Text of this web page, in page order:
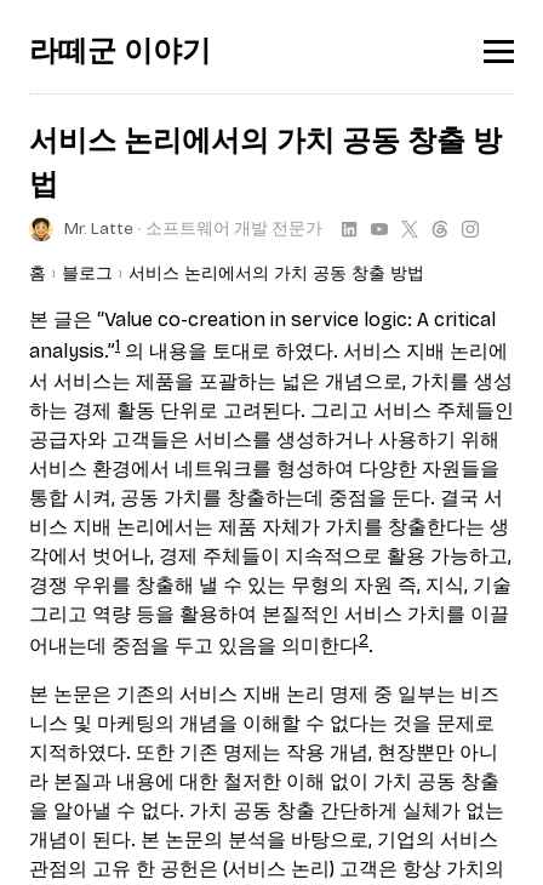
라떼군 이야기
서비스 논리에서의 가치 공동 창출 방
법
Mr. Latte∙ 소프트웨어 개발 전문가
홈 블로그 서비스 논리에서의 가치 공동 창출 방법
본 글은 “Value co-creation in service logic: A critical
analysis.”1 의 내용을 토대로 하였다. 서비스 지배 논리에
서 서비스는 제품을 포괄하는 넓은 개념으로, 가치를 생성
하는 경제 활동 단위로 고려된다. 그리고 서비스 주체들인
공급자와 고객들은 서비스를 생성하거나 사용하기 위해
서비스 환경에서 네트워크를 형성하여 다양한 자원들을
통합 시켜, 공동 가치를 창출하는데 중점을 둔다. 결국 서
비스 지배 논리에서는 제품 자체가 가치를 창출한다는 생
각에서 벗어나, 경제 주체들이 지속적으로 활용 가능하고,
경쟁 우위를 창출해 낼 수 있는 무형의 자원 즉, 지식, 기술
그리고 역량 등을 활용하여 본질적인 서비스 가치를 이끌
어내는데 중점을 두고 있음을 의미한다2.
본 논문은 기존의 서비스 지배 논리 명제 중 일부는 비즈
니스 및 마케팅의 개념을 이해할 수 없다는 것을 문제로
지적하였다. 또한 기존 명제는 작용 개념, 현장뿐만 아니
라 본질과 내용에 대한 철저한 이해 없이 가치 공동 창출
을 알아낼 수 없다. 가치 공동 창출 간단하게 실체가 없는
개념이 된다. 본 논문의 분석을 바탕으로, 기업의 서비스
관점의 고유 한 공헌은 (서비스 논리) 고객은 항상 가치의